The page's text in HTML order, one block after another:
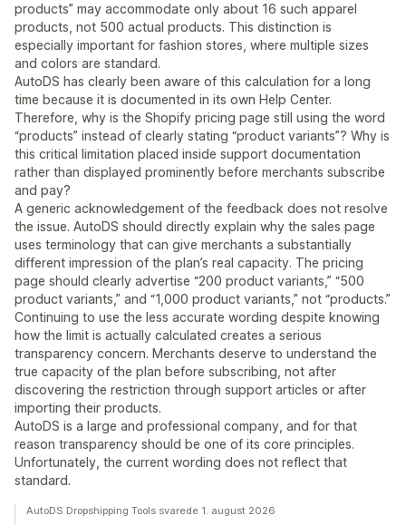
products” may accommodate only about 16 such apparel
products, not 500 actual products. This distinction is
especially important for fashion stores, where multiple sizes
and colors are standard.
AutoDS has clearly been aware of this calculation for a long
time because it is documented in its own Help Center.
Therefore, why is the Shopify pricing page still using the word
“products” instead of clearly stating “product variants”? Why is
this critical limitation placed inside support documentation
rather than displayed prominently before merchants subscribe
and pay?
A generic acknowledgement of the feedback does not resolve
the issue. AutoDS should directly explain why the sales page
uses terminology that can give merchants a substantially
different impression of the plan’s real capacity. The pricing
page should clearly advertise “200 product variants,” “500
product variants,” and “1,000 product variants,” not “products.”
Continuing to use the less accurate wording despite knowing
how the limit is actually calculated creates a serious
transparency concern. Merchants deserve to understand the
true capacity of the plan before subscribing, not after
discovering the restriction through support articles or after
importing their products.
AutoDS is a large and professional company, and for that
reason transparency should be one of its core principles.
Unfortunately, the current wording does not reflect that
standard.
AutoDS Dropshipping Tools svarede 1. august 2026